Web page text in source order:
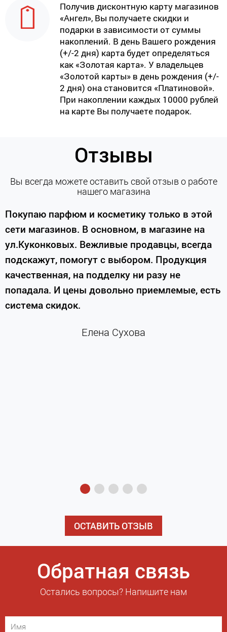
Получив дисконтную карту магазинов
«Ангел», Вы получаете скидки и
подарки в зависимости от суммы
накоплений. В день Вашего рождения
(+/-2 дня) карта будет определяться
как «Золотая карта». У владельцев
«Золотой карты» в день рождения (+/-
2 дня) она становится «Платиновой».
При накоплении каждых 10000 рублей
на карте Вы получаете подарок.
Отзывы
Вы всегда можете оставить свой отзыв о работе
нашего магазина
Покупаю парфюм и косметику только в этой
сети магазинов. В основном, в магазине на
ул.Куконковых. Вежливые продавцы, всегда
подскажут, помогут с выбором. Продукция
качественная, на подделку ни разу не
попадала. И цены довольно приемлемые, есть
система скидок.
Елена Сухова
ОСТАВИТЬ ОТЗЫВ
Обратная связь
Остались вопросы? Напишите нам